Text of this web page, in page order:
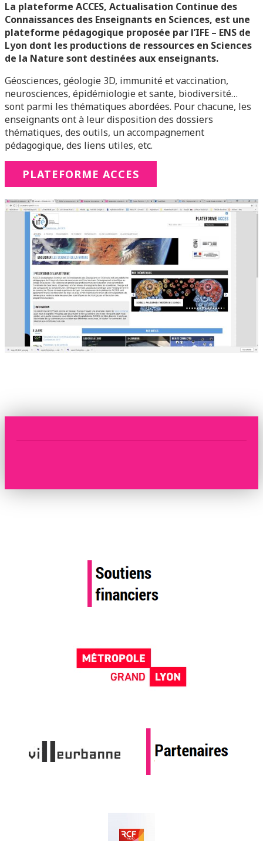
La plateforme ACCES, Actualisation Continue des
Connaissances des Enseignants en Sciences, est une
plateforme pédagogique proposée par l’IFE – ENS de
Lyon dont les productions de ressources en Sciences
de la Nature sont destinées aux enseignants.
Géosciences, géologie 3D, immunité et vaccination,
neurosciences, épidémiologie et sante, biodiversité…
sont parmi les thématiques abordées. Pour chacune, les
enseignants ont à leur disposition des dossiers
thématiques, des outils, un accompagnement
pédagogique, des liens utiles, etc.
PLATEFORME ACCES